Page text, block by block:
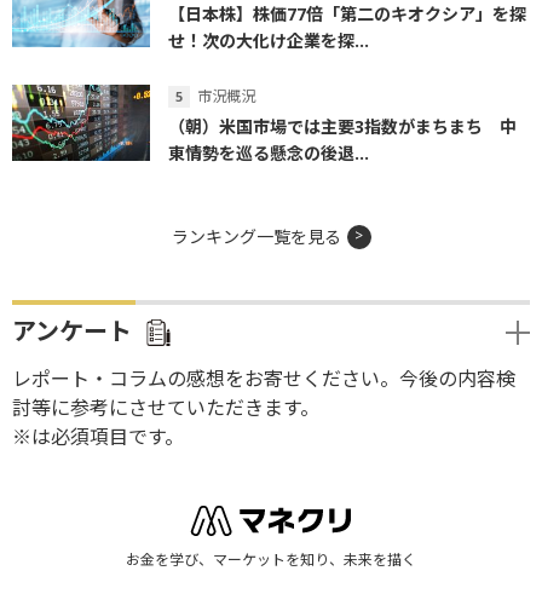
【日本株】株価77倍「第二のキオクシア」を探
せ！次の大化け企業を探...
市況概況
（朝）米国市場では主要3指数がまちまち 中
東情勢を巡る懸念の後退...
ランキング一覧を見る
アンケート
レポート・コラムの感想をお寄せください。今後の内容検
討等に参考にさせていただきます。
※は必須項目です。
お金を学び、マーケットを知り、未来を描く